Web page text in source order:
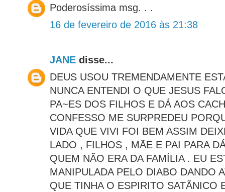
Poderosíssima msg. . .
16 de fevereiro de 2016 às 21:38
JANE disse...
DEUS USOU TREMENDAMENTE
NUNCA ENTENDI O QUE JESUS
PA~ES DOS FILHOS E DÁ AOS
CONFESSO ME SURPREDEU
VIDA QUE VIVI FOI BEM ASSIM
LADO , FILHOS , MÃE E PAI PARA
QUEM NÃO ERA DA FAMÍLIA . EU
MANIPULADA PELO DIABO DANDO
QUE TINHA O ESPIRITO SATÃNICO